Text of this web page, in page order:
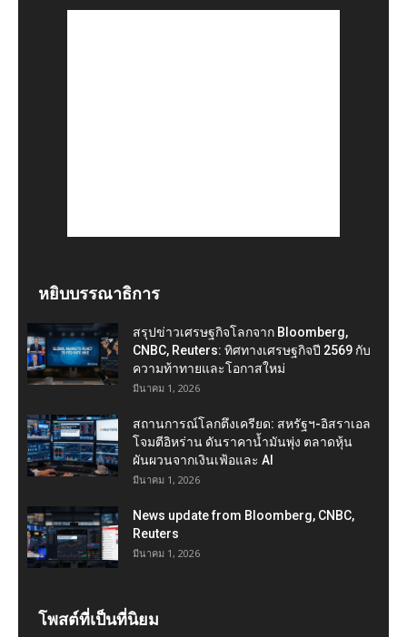
หยิบบรรณาธิการ
สรุปข่าวเศรษฐกิจโลกจาก Bloomberg,
CNBC, Reuters: ทิศทางเศรษฐกิจปี 2569 กับ
ความท้าทายและโอกาสใหม่
มีนาคม 1, 2026
สถานการณ์โลกตึงเครียด: สหรัฐฯ-อิสราเอล
โจมตีอิหร่าน ดันราคาน้ำมันพุ่ง ตลาดหุ้น
ผันผวนจากเงินเฟ้อและ AI
มีนาคม 1, 2026
News update from Bloomberg, CNBC,
Reuters
มีนาคม 1, 2026
โพสต์ที่เป็นที่นิยม